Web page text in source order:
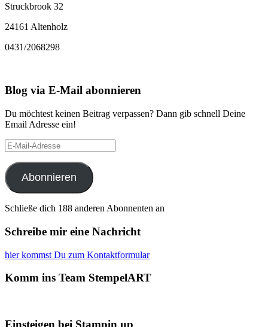
Struckbrook 32
24161 Altenholz
0431/2068298
Blog via E-Mail abonnieren
Du möchtest keinen Beitrag verpassen? Dann gib schnell Deine
Email Adresse ein!
E-
Mail-
Adresse
Abonnieren
Schließe dich 188 anderen Abonnenten an
Schreibe mir eine Nachricht
hier kommst Du zum Kontaktformular
Komm ins Team StempelART
Einsteigen bei Stampin up